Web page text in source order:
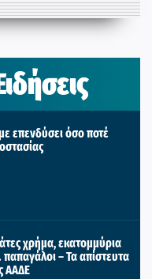
επενδύσει όσο ποτέ
χρήμα, εκατομμύρια
– Τα απίστευτα
ΑΑΔΕ